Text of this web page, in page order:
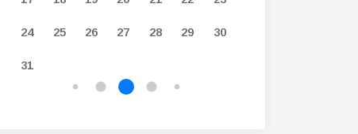
24 25 26 27 28 29 30
31